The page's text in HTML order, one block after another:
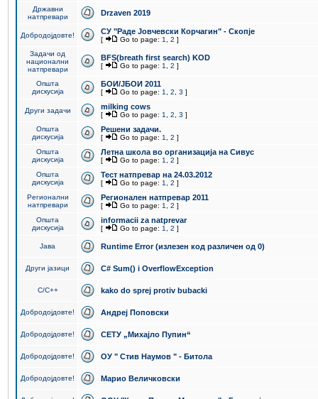
Државни
натпревари
Drzaven 2019
Добродојдовте! СУ "Раде Јовчевски Корчагин" - Скопје
[ Go to page: 1 2 ]
Задачи од
национални
натпревари
BFS(breath first search) KOD
[ Go to page: 1 2 ]
Општа
дискусија
БОИ/ЈБОИ 2011
[ Go to page: 1 2 3 ]
Други задачи milking cows
[ Go to page: 1 2 3 ]
Општа
дискусија
Решени задачи.
[ Go to page: 1 2 ]
Општа
дискусија
Летна школа во организација на Сивус
[ Go to page: 1 2 ]
Општа
дискусија
Тест натпревар на 24.03.2012
[ Go to page: 1 2 ]
Регионални
натпревари
Регионален натпревар 2011
[ Go to page: 1 2 ]
Општа
дискусија
informacii za natprevar
[ Go to page: 1 2 ]
Јава Runtime Error (излезен код различен од 0)
Други јазици C# Sum() i OverflowException
C/C++ kako do sprej protiv bubacki
Добродојдовте! Андреј Поповски
Добродојдовте! СЕТУ „Михајло Пупин“
Добродојдовте! ОУ " Стив Наумов " - Битола
Добродојдовте! Марио Величковски